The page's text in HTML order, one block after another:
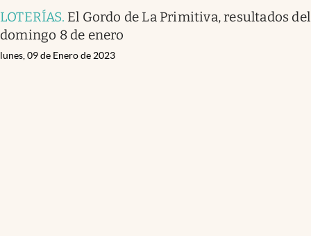
LOTERÍAS. El Gordo de La Primitiva, resultados del
domingo 8 de enero
lunes, 09 de Enero de 2023